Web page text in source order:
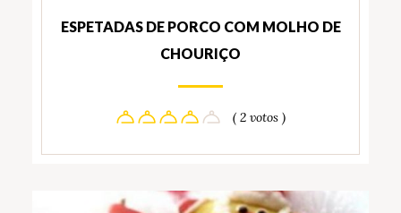
ESPETADAS DE PORCO COM MOLHO DE
CHOURIÇO
( 2 votos )